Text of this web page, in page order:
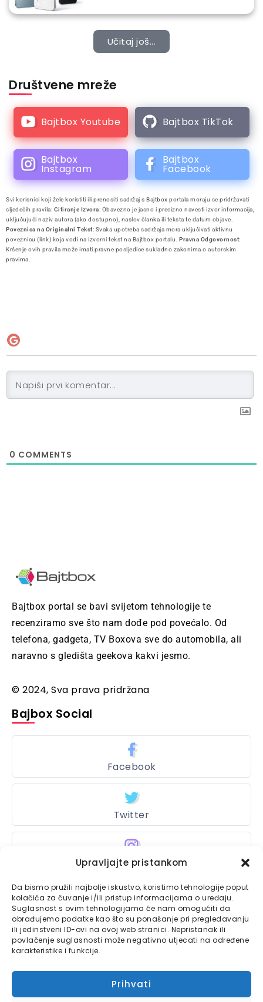
Upravljajte pristankom
Da bismo pružili najbolje iskustvo, koristimo tehnologije poput
kolačića za čuvanje i/ili pristup informacijama o uređaju.
Suglasnost s ovim tehnologijama će nam omogućiti da
obrađujemo podatke kao što su ponašanje pri pregledavanju
ili jedinstveni ID-ovi na ovoj web stranici. Nepristanak ili
povlačenje suglasnosti može negativno utjecati na određene
karakteristike i funkcije.
Prihvati
Učitaj još...
Društvene mreže
Bajtbox Youtube Bajtbox TikTok
Bajtbox
Instagram
Bajtbox
Facebook
Svi korisnici koji žele koristiti ili prenositi sadržaj s Bajtbox portala moraju se pridržavati
sljedećih pravila: Citiranje Izvora: Obavezno je jasno i precizno navesti izvor informacija,
uključujući naziv autora (ako dostupno), naslov članka ili teksta te datum objave.
Poveznica na Originalni Tekst: Svaka upotreba sadržaja mora uključivati aktivnu
poveznicu (link) koja vodi na izvorni tekst na Bajtbox portalu. Pravna Odgovornost:
Kršenje ovih pravila može imati pravne posljedice sukladno zakonima o autorskim
pravima.
0 COMMENTS
Bajtbox portal se bavi svijetom tehnologije te
recenziramo sve što nam dođe pod povećalo. Od
telefona, gadgeta, TV Boxova sve do automobila, ali
naravno s gledišta geekova kakvi jesmo.
© 2024, Sva prava pridržana
Bajbox Social
Facebook
Twitter
Instagram
Bajtbox
Linkovi
Kontaktirajte nas
Impressum
Bajtbox koristi
usluge.